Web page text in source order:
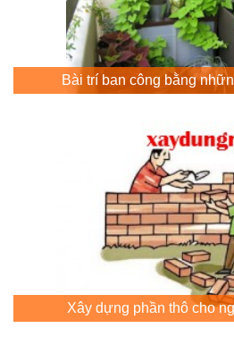
Bài trí ban công bằng
Xây dựng phần thô cho